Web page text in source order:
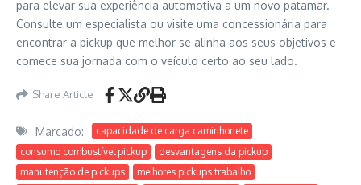
para elevar sua experiência automotiva a um novo patamar.
Consulte um especialista ou visite uma concessionária para
encontrar a pickup que melhor se alinha aos seus objetivos e
comece sua jornada com o veículo certo ao seu lado.
Share Article
Marcado:
capacidade de carga caminhonete
consumo combustível pickup
desvantagens da pickup
manutenção de pickups
melhores pickups trabalho